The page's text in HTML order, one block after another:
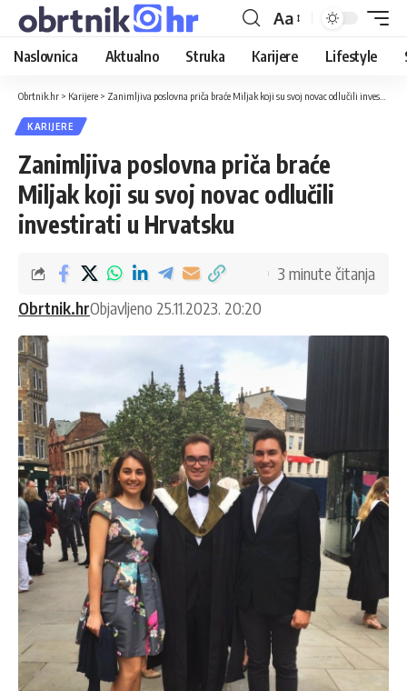
Aa
Naslovnica Aktualno Struka Karijere Lifestyle
Obrtnik.hr > Karijere > Zanimljiva poslovna priča braće Miljak koji su svoj novac odlučili investirati u Hrvatsku
KARIJERE
Zanimljiva poslovna priča braće
Miljak koji su svoj novac odlučili
investirati u Hrvatsku
Obrtnik.hrObjavljeno 25.11.2023. 20:20
3 minute čitanja